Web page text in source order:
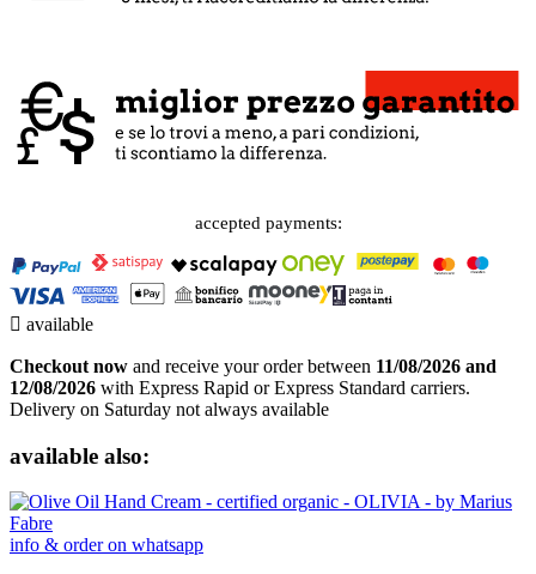
accepted payments:
 available
Checkout now and receive your order between 11/08/2026 and
12/08/2026 with Express Rapid or Express Standard carriers.
Delivery on Saturday not always available
available also:
info & order on whatsapp